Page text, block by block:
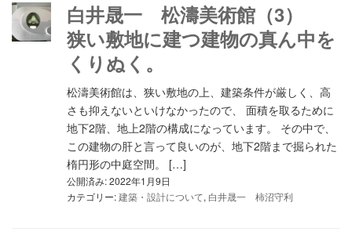
白井晟一 松濤美術館（3）
狭い敷地に建つ建物の真ん中を
くりぬく。
松濤美術館は、狭い敷地の上、建築条件が厳しく、高
さも抑えないといけなかったので、 面積を取るために
地下2階、地上2階の構成になっています。 その中で、
この建物の肝と言って良いのが、地下2階まで掘られた
楕円形の中庭空間。 […]
公開済み: 2022年1月9日
カテゴリー:建築・設計について, 白井晟一 柿沼守利